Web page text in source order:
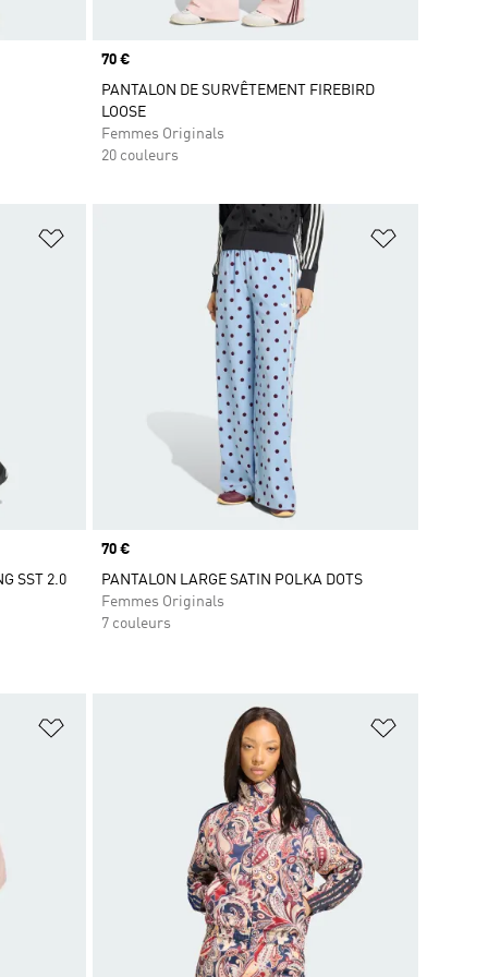
Prix
70 €
PANTALON DE SURVÊTEMENT FIREBIRD
LOOSE
Femmes Originals
20 couleurs
Ajouter à la Liste de produits favoris
SST 2.0
Prix
70 €
PANTALON LARGE SATIN POLKA DOTS
Femmes Originals
7 couleurs
Ajouter à la Liste de produits favoris